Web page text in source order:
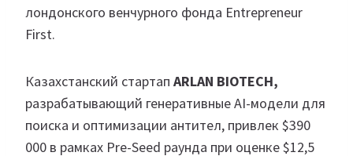
лондонского венчурного фонда Entrepreneur
First.
Казахстанский стартап ARLAN BIOTECH,
разрабатывающий генеративные AI-модели для
поиска и оптимизации антител, привлек $390
000 в рамках Pre-Seed раунда при оценке $12,5